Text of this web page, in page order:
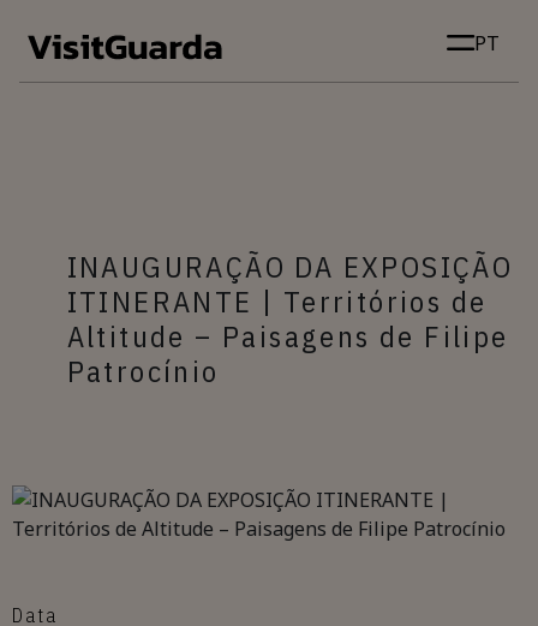
PT
INAUGURAÇÃO DA EXPOSIÇÃO
ITINERANTE | Territórios de
Altitude – Paisagens de Filipe
Patrocínio
Data